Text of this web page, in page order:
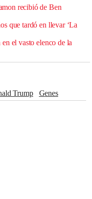
recibió de Ben
que tardó en llevar ‘La
el vasto elenco de la
Trump
Genes